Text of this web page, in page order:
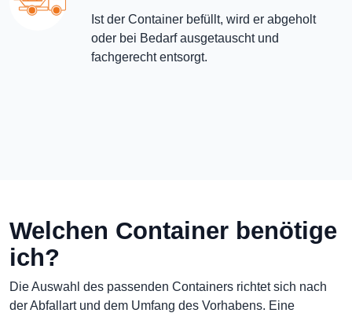
Ist der Container befüllt, wird er abgeholt
oder bei Bedarf ausgetauscht und
fachgerecht entsorgt.
Welchen Container benötige
ich?
Die Auswahl des passenden Containers richtet sich nach
der Abfallart und dem Umfang des Vorhabens. Eine